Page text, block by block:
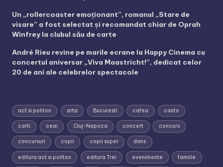
Un „rollercoaster emoționant”, romanul „Stare de
visare” a fost selectat și recomandat chiar de Oprah
Winfrey la clubul său de carte
André Rieu revine pe marile ecrane la Happy Cinema cu
concertul aniversar „Viva Maastricht!”, dedicat celor
20 de ani ale celebrelor spectacole
act si politon arta Bucuresti cafea canto
carti ceai Cluj-Napoca concert concurs
concursuri copii copii super dans
editura act si politon editura Trei evenimente familie